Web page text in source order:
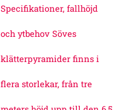
Specifikationer, fallhöjd
och ytbehov Söves
klätterpyramider finns i
flera storlekar, från tre